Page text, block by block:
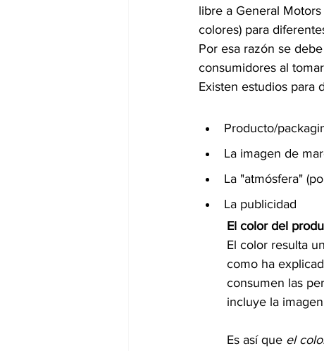
libre a General
colores) para
Por esa razón se
consumidores al
Existen estudios para
Producto/
La imagen de
La "atmósfera"
La publicidad
El color del
El color resulta
como ha
consumen las
incluye la
Es así que el